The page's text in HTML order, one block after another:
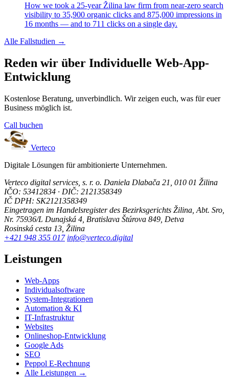
How we took a 25-year Žilina law firm from near-zero search
visibility to 35,900 organic clicks and 875,000 impressions in
16 months — and to 711 clicks on a single day.
Alle Fallstudien →
Reden wir über Individuelle Web-App-
Entwicklung
Kostenlose Beratung, unverbindlich. Wir zeigen euch, was für euer
Business möglich ist.
Call buchen
Verteco
Digitale Lösungen für ambitionierte Unternehmen.
Verteco digital services, s. r. o. Daniela Dlabača 21, 010 01 Žilina
IČO: 53412834 · DIČ: 2121358349
IČ DPH: SK2121358349
Eingetragen im Handelsregister des Bezirksgerichts Žilina, Abt. Sro,
Nr. 75936/L Dunajská 4, Bratislava Štúrova 849, Detva
Rosinská cesta 13, Žilina
+421 948 355 017 info@verteco.digital
Leistungen
Web-Apps
Individualsoftware
System-Integrationen
Automation & KI
IT-Infrastruktur
Websites
Onlineshop-Entwicklung
Google Ads
SEO
Peppol E-Rechnung
Alle Leistungen →